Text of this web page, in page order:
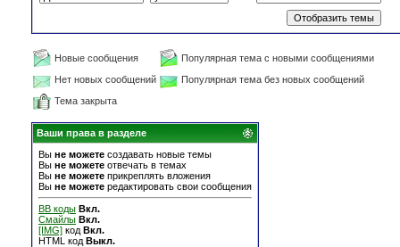
Новые сообщения
Популярная тема с новыми сообщениями
Нет новых сообщений
Популярная тема без новых сообщений
Тема закрыта
Ваши права в разделе
Вы не можете создавать новые темы
Вы не можете отвечать в темах
Вы не можете прикреплять вложения
Вы не можете редактировать свои сообщения
BB коды Вкл.
Смайлы Вкл.
[IMG] код Вкл.
HTML код Выкл.